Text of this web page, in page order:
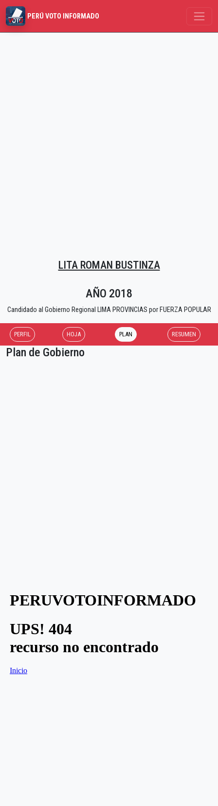
PERÚ VOTO INFORMADO
LITA ROMAN BUSTINZA
AÑO 2018
Candidado al Gobierno Regional LIMA PROVINCIAS por FUERZA POPULAR
PERFIL HOJA PLAN RESUMEN
Plan de Gobierno